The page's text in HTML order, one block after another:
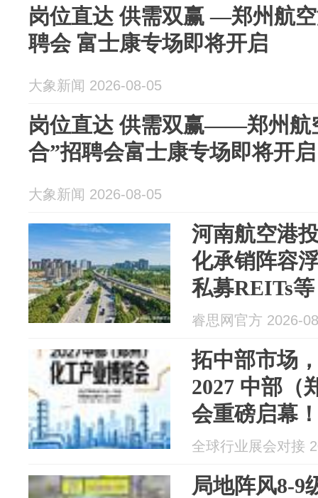
岗位直达 供需双赢 —郑州航
聘会 富士康专场即将开启
大象新闻 2026-08-05
岗位直达 供需双赢——郑州航
合”招聘会富士康专场即将开启
大象新闻 2026-08-05
河南航空港
化承销阵容
私募REITs等
睿思网官方 2026-
拓中部市场
2027 中部（
会重磅启幕
全球行业展会对接
局地阵风8-9